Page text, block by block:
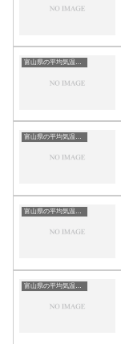
富山県の平均気温まとめ
富山県の平均気温まとめ